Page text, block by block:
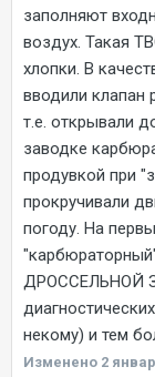
заполняют
воздух. Такая
хлопки. В
вводили клапан
т.е. открывали
заводке
продувкой при
прокручивали
погоду. На
ДРОССЕЛЬНОЙ
некому) и тем
Изменено 2